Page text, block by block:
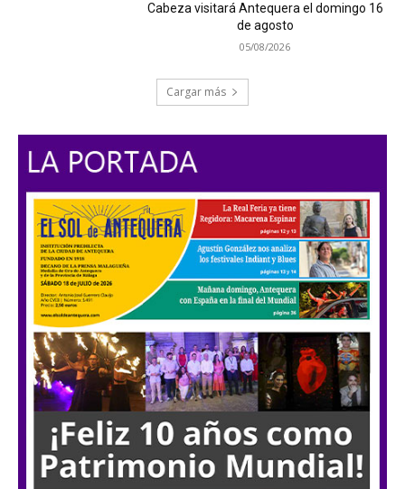
Cabeza visitará Antequera el domingo 16
de agosto
05/08/2026
Cargar más